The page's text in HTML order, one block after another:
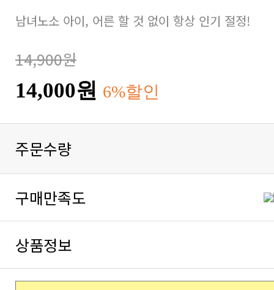
남녀노소 아이, 어른 할 것 없이 항상 인기 절정!
14,900원
14,000원 6%할인
주문수량
구매만족도
상품정보